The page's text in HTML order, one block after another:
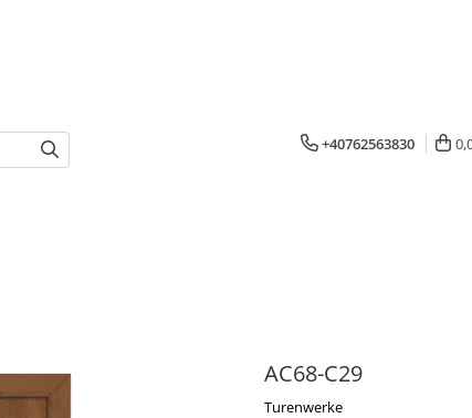
+40762563830
AC68-C29
Turenwerke